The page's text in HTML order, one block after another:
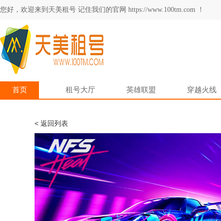
您好，欢迎来到天美租号 记住我们的官网 https://www.100tm.com ！
首页 租号大厅 英雄联盟 穿越火线
< 返回列表